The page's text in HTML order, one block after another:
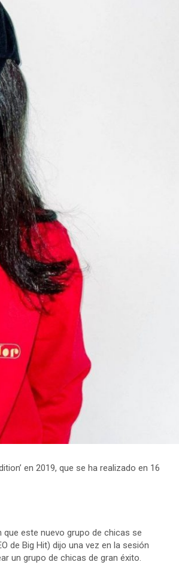
en 2019, que se ha realizado en 16
este nuevo grupo de chicas se
de Big Hit) dijo una vez en la sesión
un grupo de chicas de gran éxito.